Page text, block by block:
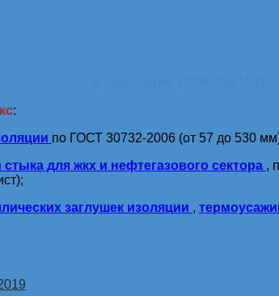
:
по ГОСТ 30732-2006 (от 57 до 530
для жкх и нефтегазового сектора ,
заглушек изоляции ,